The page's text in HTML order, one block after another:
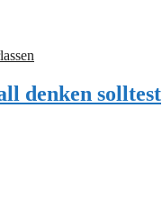
denken solltest